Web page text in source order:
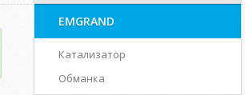
EMGRAND
Катализатор
Обманка